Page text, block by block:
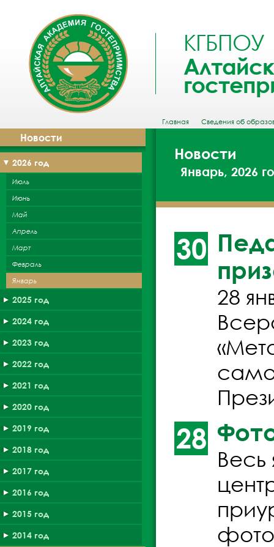
КГБПОУ
Главная Сведения об
Новости
2026 год
Июль
Июнь
Май
Апрель
Март
Февраль
Январь
2025 год
2024 год
2023 год
2022 год
2021 год
2020 год
2019 год
2018 год
2017 год
2016 год
2015 год
2014 год
Новости
Январь, 2026
30
28
28
Весь